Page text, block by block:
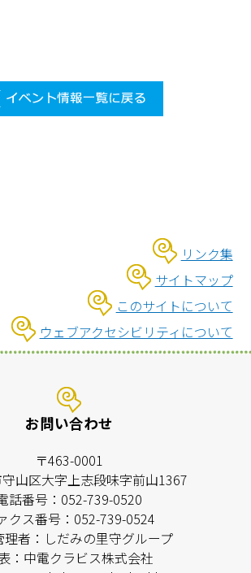
リンク集
サイトマップ
このサイトについて
ウェブアクセシビリティについて
お問い合わせ
〒463-0001
山区大字上志段味字前山1367
話番号：052-739-0520
クス番号：052-739-0524
理者：しだみの里守グループ
：中電クラビス株式会社